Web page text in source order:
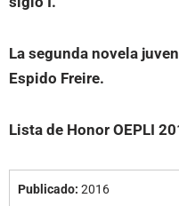
La segunda novela
Espido Freire.
Lista de Honor OEPLI
Publicado: 2016